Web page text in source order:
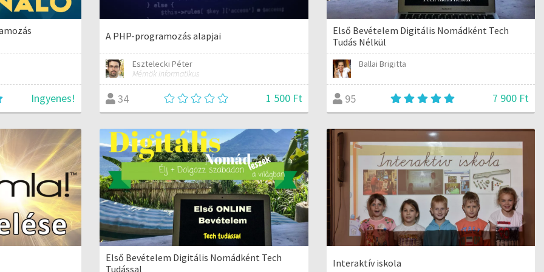
Ingyenes!
A PHP-programozás alapjai
Esztelecki Péter
Mérnök informatikus
34 1 500 Ft
Első Bevételem Digitális Nomádként Tech
Tudás Nélkül
Ballai Brigitta
95 7 900 Ft
Első Bevételem Digitális Nomádként Tech
Tudással
Interaktív iskola